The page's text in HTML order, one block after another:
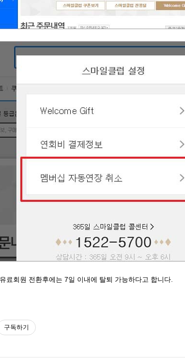
료회원 전환후에는 7일 이내에 탈퇴 가능하다고 합니다.
구독하기